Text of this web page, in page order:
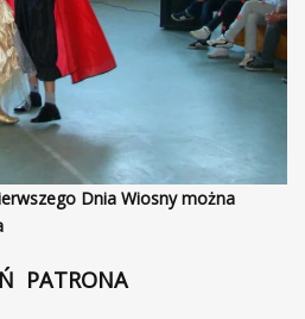
Dnia Wiosny można
PATRONA